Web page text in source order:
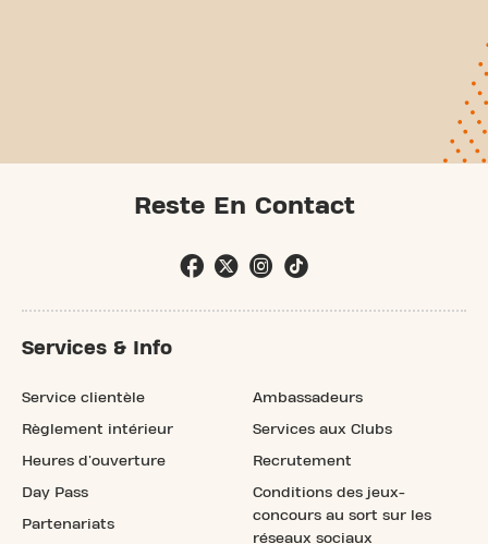
Reste En Contact
Services & Info
Service clientèle
Règlement intérieur
Heures d'ouverture
Day Pass
Partenariats
Ambassadeurs
Services aux Clubs
Recrutement
Conditions des jeux-
concours au sort sur les
réseaux sociaux